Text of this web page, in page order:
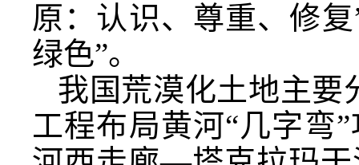
原：认识、尊重、修
绿色”。
我国荒漠化土地主要
工程布局黄河“几字弯